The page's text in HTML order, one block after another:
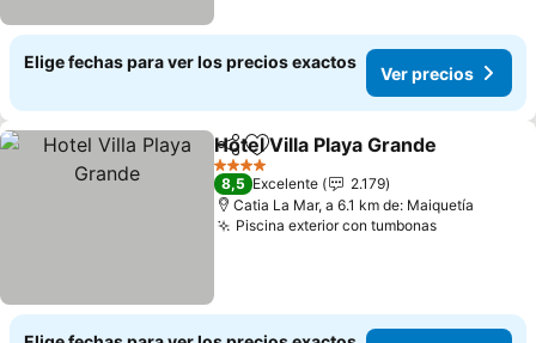
Elige fechas para ver los precios exactos
Ver precios
CompartirAgregar a favoritos
Hotel Villa Playa Grande
4 Estrellas
8,5 Excelente
2.179
Catia La Mar, a 6.1 km de: Maiquetía
Piscina exterior con tumbonasVer